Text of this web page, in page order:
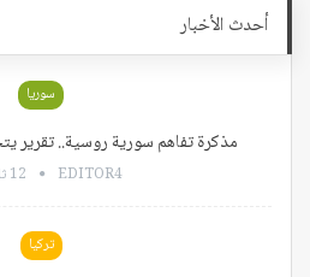
أحدث الأخبار
سوريا
مذكرة تفاهم سورية روسية..
EDITOR4 12 ثانية منذ
تركيا